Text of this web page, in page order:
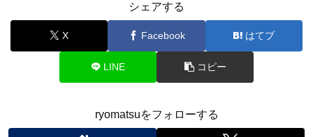
シェアする
X Facebook はてブ
LINE コピー
ryomatsuをフォローする